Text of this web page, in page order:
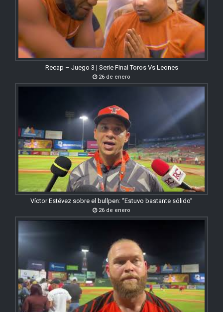
Recap – Juego 3 | Serie Final Toros Vs Leones
26 de enero
Víctor Estévez sobre el bullpen: “Estuvo bastante sólido”
26 de enero